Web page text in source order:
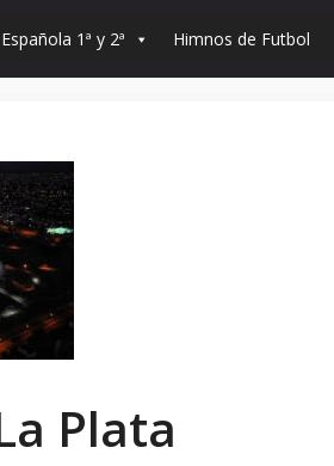
1ª y 2ª Himnos de Futbol
Plata